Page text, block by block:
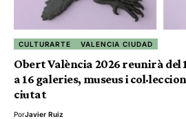
CULTURARTE VALENCIA CIUDAD
Obert València 2026 reunirà del
a 16 galeries, museus i
ciutat
PorJavier Ruiz